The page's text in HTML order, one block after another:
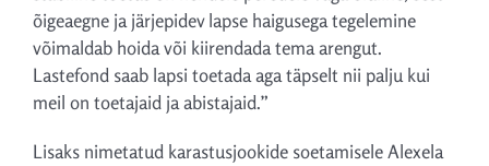
õigeaegne ja järjepidev lapse haigusega tegelemine
võimaldab hoida või kiirendada tema arengut.
Lastefond saab lapsi toetada aga täpselt nii palju kui
meil on toetajaid ja abistajaid.”
Lisaks nimetatud karastusjookide soetamisele Alexela